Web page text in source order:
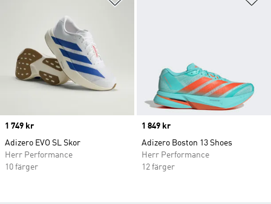
Price
1 749 kr
Adizero EVO SL Skor
Herr Performance
10 färger
Price
1 849 kr
Adizero Boston 13 Shoes
Herr Performance
12 färger